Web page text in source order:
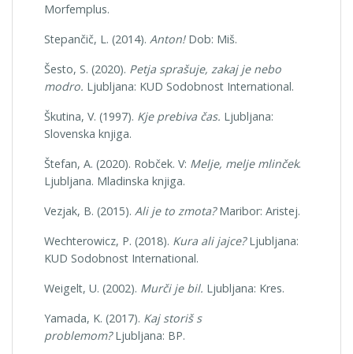
Morfemplus.
Stepančič, L. (2014). Anton!Dob: Miš.
Šesto, S. (2020). Petja sprašuje, zakaj je nebo
modro. Ljubljana: KUD Sodobnost International.
Škutina, V. (1997). Kje prebiva čas. Ljubljana:
Slovenska knjiga.
Štefan, A. (2020). Robček. V: Melje, melje mlinček.
Ljubljana. Mladinska knjiga.
Vezjak, B. (2015). Ali je to zmota?Maribor: Aristej.
Wechterowicz, P. (2018). Kura ali jajce?Ljubljana:
KUD Sodobnost International.
Weigelt, U. (2002). Murči je bil. Ljubljana: Kres.
Yamada, K. (2017). Kaj storiš s
problemom?Ljubljana: BP.